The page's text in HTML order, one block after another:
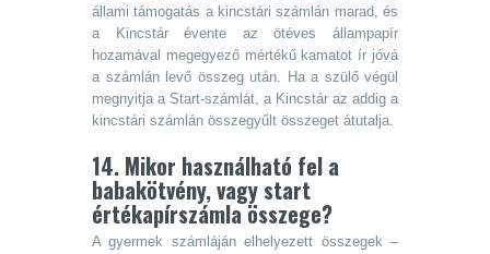
állami támogatás a kincstári számlán marad, és
a Kincstár évente az ötéves állampapír
hozamával megegyező mértékű kamatot ír jóvá
a számlán levő összeg után. Ha a szülő végül
megnyitja a Start-számlát, a Kincstár az addig a
kincstári számlán összegyűlt összeget átutalja.
14. Mikor használható fel a
babakötvény, vagy start
értékapírszámla összege?
A gyermek számláján elhelyezett összegek –